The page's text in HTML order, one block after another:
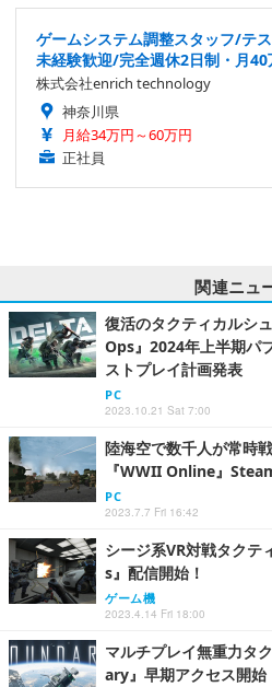
ゲームシステム調整スタッフ/テ
未経験歓迎/完全週休2日制・月40
株式会社enrich technology
神奈川県
月給34万円～60万円
正社員
関連ニュ
復活のタクティカルシ
Ops』2024年上半期パ
ストプレイ計画発表
PC
2023.10.21 Sat 7:00
陸海空で数千人が常時
『WWII Online』
PC
2023.7.7 Fri 16:42
シージ系VR対戦タク
s』配信開始！
ゲーム機
2023.4.14 Fri 18:00
マルチプレイ無重力タ
ary』早期アクセス開始